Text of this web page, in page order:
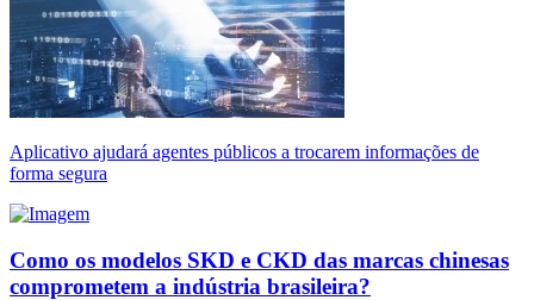
Aplicativo ajudará agentes públicos a trocarem informações de
forma segura
Como os modelos SKD e CKD das marcas chinesas
comprometem a indústria brasileira?